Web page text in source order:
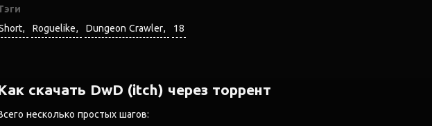
Roguelike Dungeon Crawler 18
скачать DwD (itch) через торрент
несколько простых шагов: